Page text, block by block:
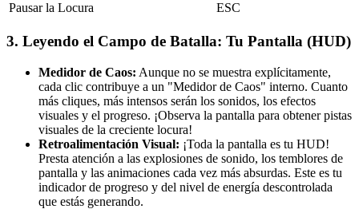
Pausar la Locura
ESC
3. Leyendo el Campo de Batalla: Tu Pantalla (HUD)
Medidor de Caos: Aunque no se muestra explícitamente,
cada clic contribuye a un "Medidor de Caos" interno. Cuanto
más cliques, más intensos serán los sonidos, los efectos
visuales y el progreso. ¡Observa la pantalla para obtener pistas
visuales de la creciente locura!
Retroalimentación Visual: ¡Toda la pantalla es tu HUD!
Presta atención a las explosiones de sonido, los temblores de
pantalla y las animaciones cada vez más absurdas. Este es tu
indicador de progreso y del nivel de energía descontrolada
que estás generando.